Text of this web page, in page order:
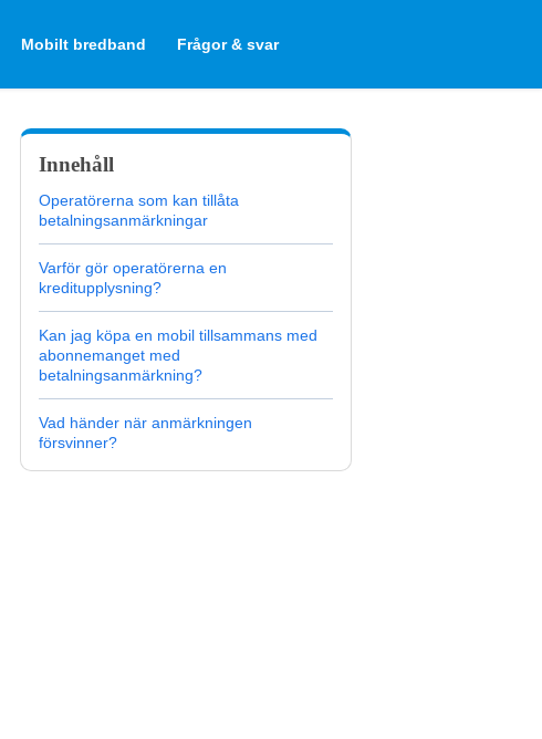
Mobilt bredband Frågor & svar
Innehåll
Operatörerna som kan tillåta
betalningsanmärkningar
Varför gör operatörerna en
kreditupplysning?
Kan jag köpa en mobil tillsammans med
abonnemanget med
betalningsanmärkning?
Vad händer när anmärkningen
försvinner?